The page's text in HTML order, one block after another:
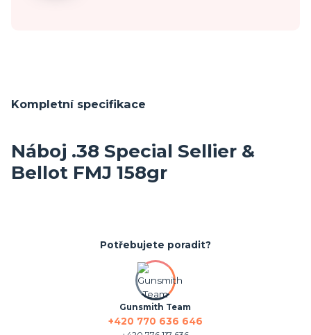
Kompletní specifikace
Náboj .38 Special Sellier &
Bellot FMJ 158gr
Potřebujete poradit?
Gunsmith Team
+420 770 636 646